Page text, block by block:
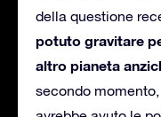
della questione
potuto gravitare
altro pianeta
secondo